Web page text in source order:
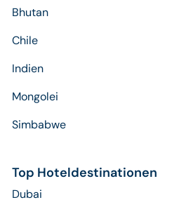
Bhutan
Chile
Indien
Mongolei
Simbabwe
Top Hoteldestinationen
Dubai